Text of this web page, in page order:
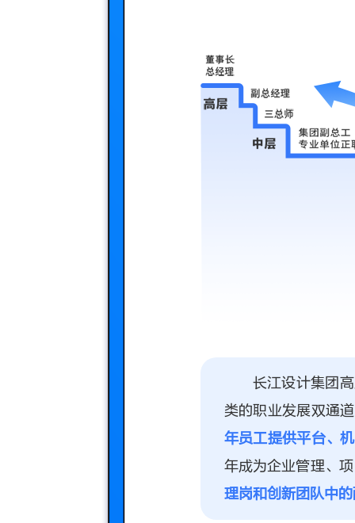
长江设计集团
类的职业发展双通
年员工提供平台、
年成为企业管理、
理岗和创新团队中